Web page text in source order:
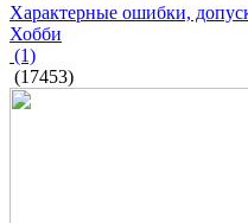
Характерные ошибки,
Хобби
(1)
(17453)